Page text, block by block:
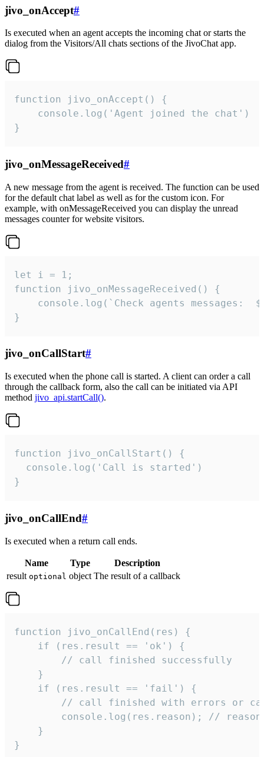
jivo_onAccept#
Is executed when an agent accepts the incoming chat or starts the
dialog from the Visitors/All chats sections of the JivoChat app.
function jivo_onAccept() {
}
jivo_onMessageReceived#
A new message from the agent is received. The function can be used
for the default chat label as well as for the custom icon. For
example, with onMessageReceived you can display the unread
messages counter for website visitors.
let i = 1;
function jivo_onMessageReceived() {
}
jivo_onCallStart#
Is executed when the phone call is started. A client can order a call
through the callback form, also the call can be initiated via API
method jivo_api.startCall().
function jivo_onCallStart() {
  console.log('Call is started')
}
jivo_onCallEnd#
Is executed when a return call ends.
Name Type
Description
result optional object The result of a callback
function jivo_onCallEnd(res) {
    if (res.result == 'ok') {
        // call finished successfully
    }
    if (res.result == 'fail') {
// call finished with errors or
console.log(res.reason); //
    }
}